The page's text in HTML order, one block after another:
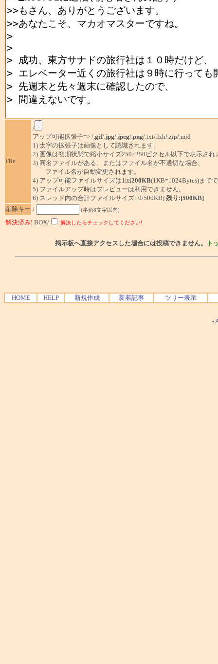
File
/
アップ可能拡張子=> /.gif/.jpg/.jpeg/.png/.txt/.lzh/.zip/.mid
1) 太字の拡張子は画像として認識されます。
2) 画像は初期状態で縮小サイズ250×250ピクセル以下で表示され
3) 同名ファイルがある、またはファイル名が不適切な場合、
ファイル名が自動変更されます。
4) アップ可能ファイルサイズは1回200KB(1KB=1024Bytes)まで
5) ファイルアップ時はプレビューは利用できません。
6) スレッド内の合計ファイルサイズ:[0/500KB] 残り:[500KB]
削除キー / (半角8文字以内)
解決済み! BOX/ 解決したらチェックしてください!
掲示板へ直接アクセスした場合には投稿できません。 ト
HOME HELP 新規作成 新着記事 ツリー表示
-